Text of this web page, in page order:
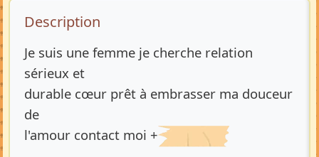
Description de l’annonce
Description
Je suis une femme je cherche relation
sérieux et
durable cœur prêt à embrasser ma douceur
de
l'amour contact moi +